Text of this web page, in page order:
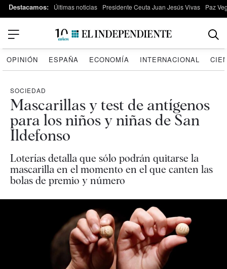
Destacamos: Últimas noticias Presidente Ceuta Juan Jesús Vivas Paz
OPINIÓN ESPAÑA ECONOMÍA INTERNACIONAL
SOCIEDAD
Mascarillas y test de antígenos
para los niños y niñas de San
Ildefonso
Loterías detalla que sólo podrán quitarse la
mascarilla en el momento en el que canten las
bolas de premio y número